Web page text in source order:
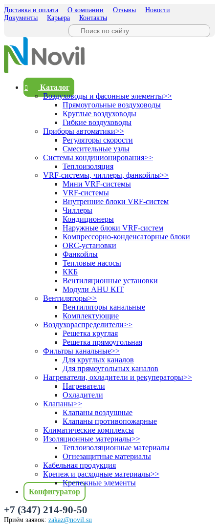
Доставка и оплата О компании Отзывы
Новости
Документы
Карьера Контакты
Каталог
Воздуховоды и фасонные элементы>>
Прямоугольные воздуховоды
Круглые воздуховоды
Гибкие воздуховоды
Приборы автоматики>>
Регуляторы скорости
Смесительные узлы
Системы кондиционирования>>
Теплоизоляция
VRF-системы, чиллеры, фанкойлы>>
Мини VRF-системы
VRF-системы
Внутренние блоки VRF-систем
Чиллеры
Кондиционеры
Наружные блоки VRF-систем
Компрессорно-конденсаторные блоки
ORC-установки
Фанкойлы
Тепловые насосы
ККБ
Вентиляционные установки
Модули AHU KIT
Вентиляторы>>
Вентиляторы канальные
Комплектующие
Воздухораспределители>>
Решетка круглая
Решетка прямоугольная
Фильтры канальные>>
Для круглых каналов
Для прямоугольных каналов
Нагреватели, охладители и рекуператоры>>
Нагреватели
Охладители
Клапаны>>
Клапаны воздушные
Клапаны противопожарные
Климатические комплексы
Изоляционные материалы>>
Теплоизоляционные материалы
Огнезащитные материалы
Кабельная продукция
Крепеж и расходные материалы>>
Крепежные элементы
Конфигуратор
+7 (347) 214-90-50
Приём заявок: zakaz@novil.su